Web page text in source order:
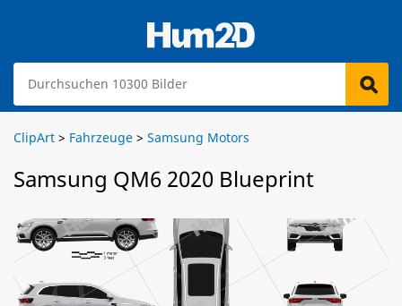
ClipArt > Fahrzeuge > Samsung Motors
Samsung QM6 2020 Blueprint